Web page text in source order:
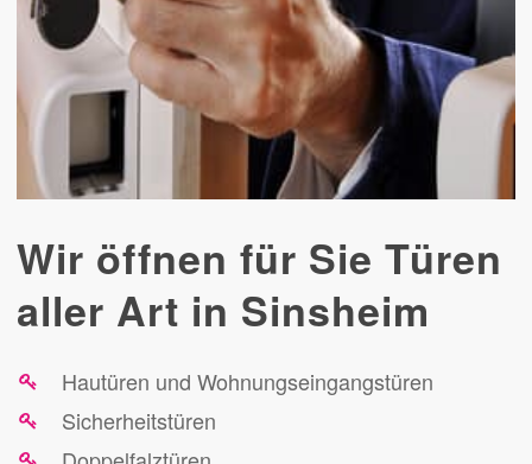
Wir öffnen für Sie Türen
aller Art in Sinsheim
Hautüren und Wohnungseingangstüren
Sicherheitstüren